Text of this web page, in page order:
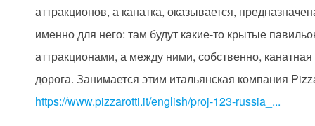
аттракционов, а канатка, оказывается,
именно для него: там будут какие-то крытые
аттракционами, а между ними, собственно, канатная
дорога. Занимается этим итальянская компания
https://www.pizzarotti.it/english/proj-123-russia_...